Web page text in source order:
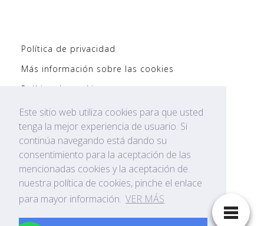
Política de privacidad
Más información sobre las cookies
Política de cookies
Politíca de Privacidad AVISO LEGAL
Mapa del Sitio WEB
Servicios Técnico de Electrodomésticos,
Este sitio web utiliza cookies para que usted
tenga la mejor experiencia de usuario. Si
continúa navegando está dando su
consentimiento para la aceptación de las
mencionadas cookies y la aceptación de
nuestra política de cookies, pinche el enlace
para mayor información. VER MÁS